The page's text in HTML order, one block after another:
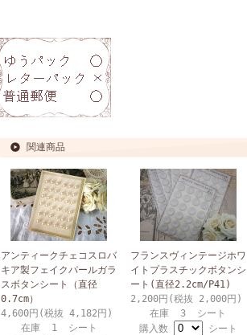
関連商品
アンティークチェコスロバ
キア製フェイクパールガラ
スボタンシート（直径
0.7cm）
4,600円(税抜 4,182円)
在庫 1 シート
フランスヴィンテージホワ
イトプラスチックボタンシ
ート(直径2.2cm/P41)
2,200円(税抜 2,000円)
在庫 3 シート
購入数
シート